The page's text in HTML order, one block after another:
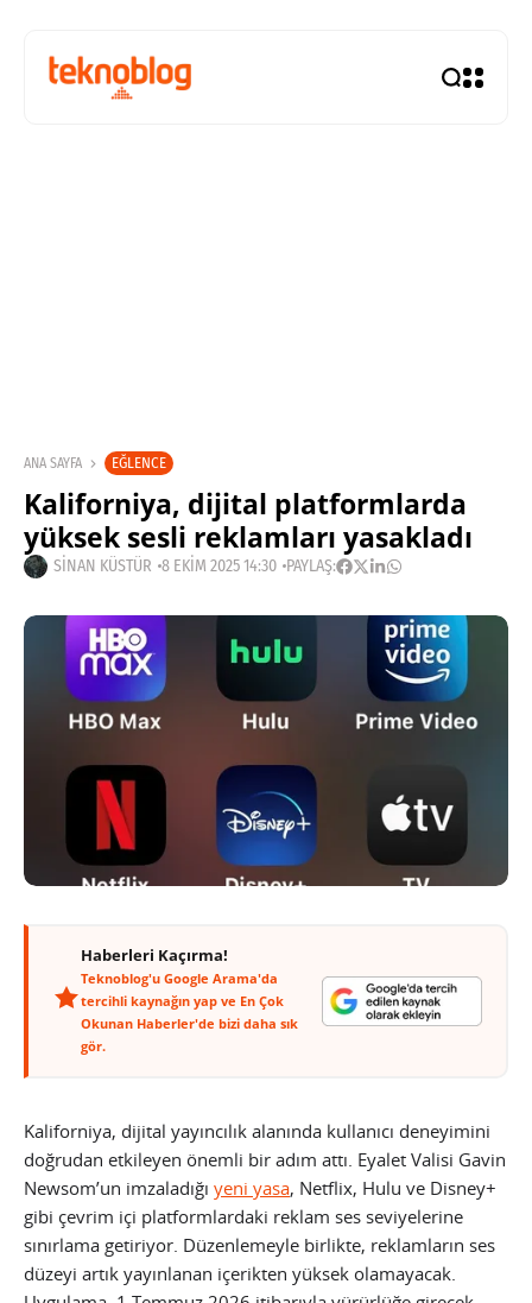
ANA SAYFA EĞLENCE
Kaliforniya, dijital platformlarda
yüksek sesli reklamları yasakladı
SINAN KÜSTÜR 8 EKIM 2025 14:30 PAYLAŞ:
Haberleri Kaçırma!
Teknoblog'u Google Arama'da
tercihli kaynağın yap ve En Çok
Okunan Haberler'de bizi daha sık
gör.
Kaliforniya, dijital yayıncılık alanında kullanıcı deneyimini
doğrudan etkileyen önemli bir adım attı. Eyalet Valisi Gavin
Newsom’un imzaladığı yeni yasa, Netflix, Hulu ve Disney+
gibi çevrim içi platformlardaki reklam ses seviyelerine
sınırlama getiriyor. Düzenlemeyle birlikte, reklamların ses
düzeyi artık yayınlanan içerikten yüksek olamayacak.